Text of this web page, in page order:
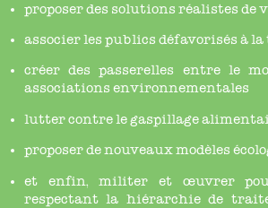
proposer des solutions réalistes de
associer les publics défavorisés à
créer des passerelles entre le
associations environnementales
lutter contre le gaspillage
proposer de nouveaux modèles
et enfin, militer et œuvrer
respectant la hiérarchie de